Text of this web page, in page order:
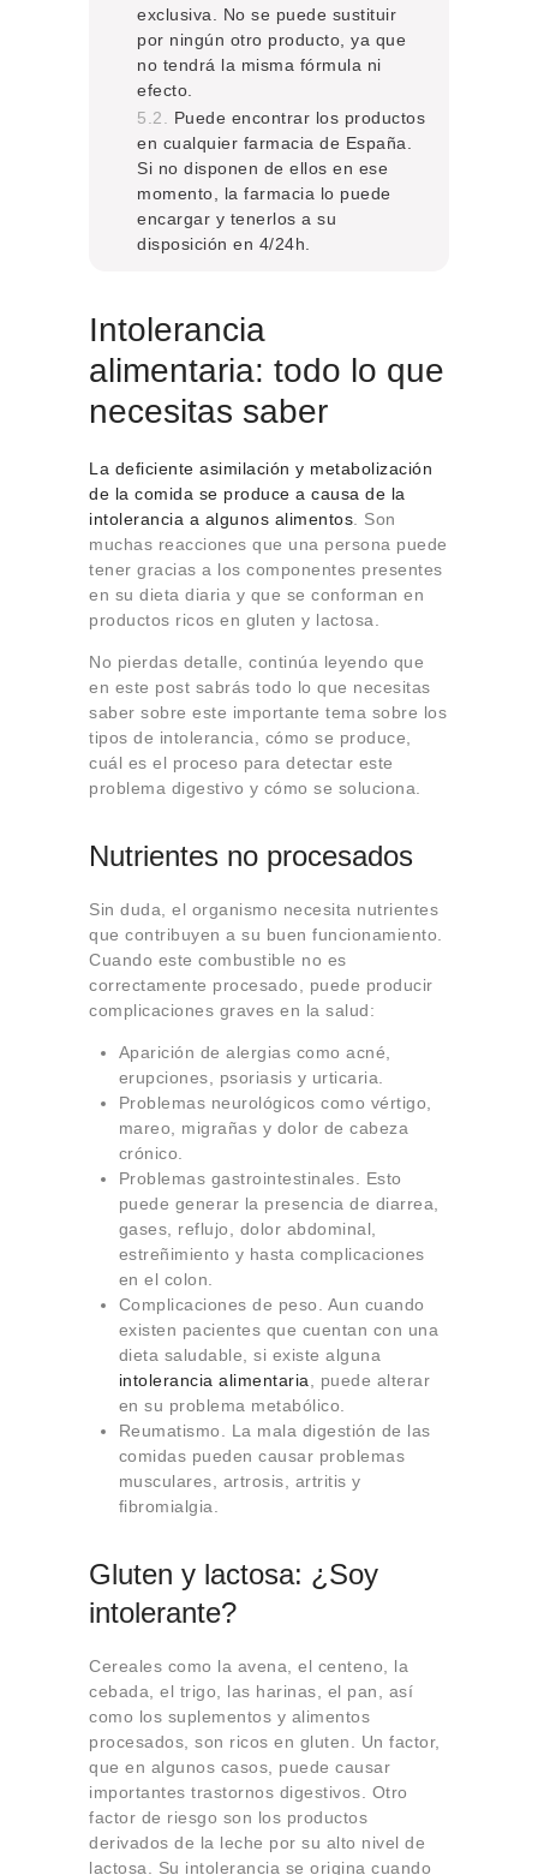
exclusiva. No se puede sustituir
por ningún otro producto, ya que
no tendrá la misma fórmula ni
efecto.
Puede encontrar los productos
en cualquier farmacia de España.
Si no disponen de ellos en ese
momento, la farmacia lo puede
encargar y tenerlos a su
disposición en 4/24h.
Intolerancia
alimentaria: todo lo que
necesitas saber
La deficiente asimilación y metabolización
de la comida se produce a causa de la
intolerancia a algunos alimentos . Son
muchas reacciones que una persona puede
tener gracias a los componentes presentes
en su dieta diaria y que se conforman en
productos ricos en gluten y lactosa.
No pierdas detalle, continúa leyendo que
en este post sabrás todo lo que necesitas
saber sobre este importante tema sobre los
tipos de intolerancia, cómo se produce,
cuál es el proceso para detectar este
problema digestivo y cómo se soluciona.
Nutrientes no procesados
Sin duda, el organismo necesita nutrientes
que contribuyen a su buen funcionamiento.
Cuando este combustible no es
correctamente procesado, puede producir
complicaciones graves en la salud:
Aparición de alergias como acné,
erupciones, psoriasis y urticaria.
Problemas neurológicos como vértigo,
mareo, migrañas y dolor de cabeza
crónico.
Problemas gastrointestinales. Esto
puede generar la presencia de diarrea,
gases, reflujo, dolor abdominal,
estreñimiento y hasta complicaciones
en el colon.
Complicaciones de peso. Aun cuando
existen pacientes que cuentan con una
dieta saludable, si existe alguna
intolerancia alimentaria , puede alterar
en su problema metabólico.
Reumatismo. La mala digestión de las
comidas pueden causar problemas
musculares, artrosis, artritis y
fibromialgia.
Gluten y lactosa: ¿Soy
intolerante?
Cereales como la avena, el centeno, la
cebada, el trigo, las harinas, el pan, así
como los suplementos y alimentos
procesados, son ricos en gluten. Un factor,
que en algunos casos, puede causar
importantes trastornos digestivos. Otro
factor de riesgo son los productos
derivados de la leche por su alto nivel de
lactosa. Su intolerancia se origina cuando